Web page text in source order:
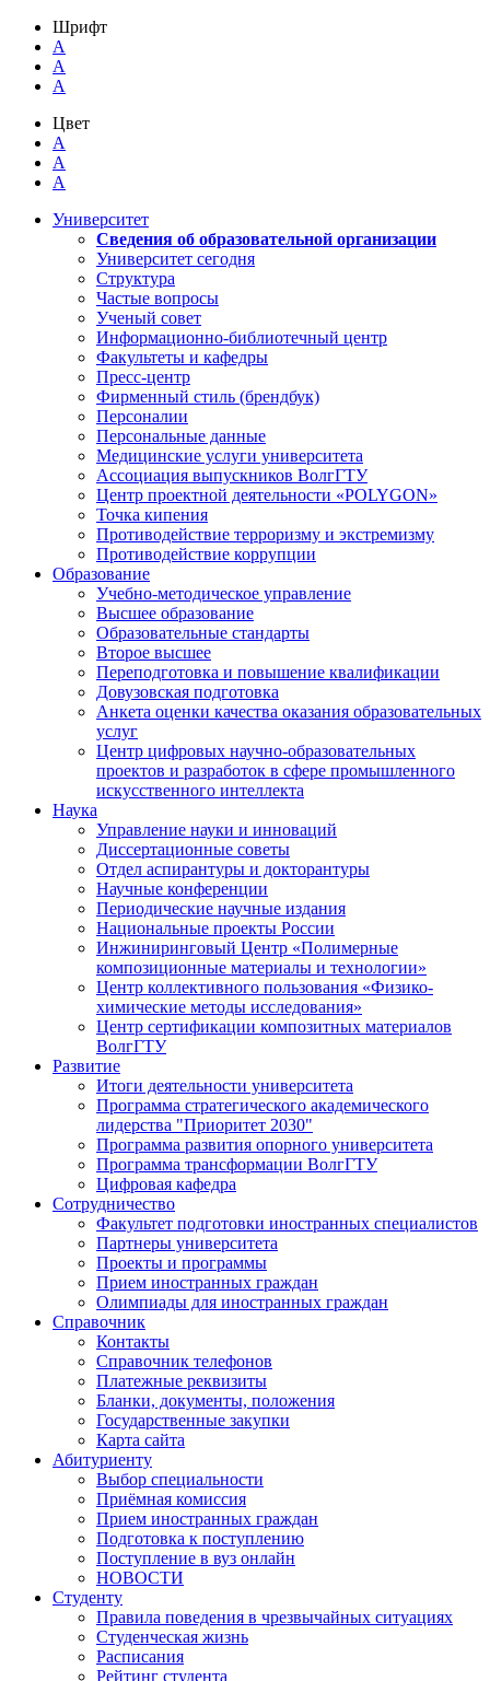
Шрифт
A
A
A
Цвет
A
A
A
Университет
Сведения об образовательной организации
Университет сегодня
Структура
Частые вопросы
Ученый совет
Информационно-библиотечный центр
Факультеты и кафедры
Пресс-центр
Фирменный стиль (брендбук)
Персоналии
Персональные данные
Медицинские услуги университета
Ассоциация выпускников ВолгГТУ
Центр проектной деятельности «POLYGON»
Точка кипения
Противодействие терроризму и экстремизму
Противодействие коррупции
Образование
Учебно-методическое управление
Высшее образование
Образовательные стандарты
Второе высшее
Переподготовка и повышение квалификации
Довузовская подготовка
Анкета оценки качества оказания образовательных
услуг
Центр цифровых научно-образовательных
проектов и разработок в сфере промышленного
искусственного интеллекта
Наука
Управление науки и инноваций
Диссертационные советы
Отдел аспирантуры и докторантуры
Научные конференции
Периодические научные издания
Национальные проекты России
Инжиниринговый Центр «Полимерные
композиционные материалы и технологии»
Центр коллективного пользования «Физико-
химические методы исследования»
Центр сертификации композитных материалов
ВолгГТУ
Развитие
Итоги деятельности университета
Программа стратегического академического
лидерства "Приоритет 2030"
Программа развития опорного университета
Программа трансформации ВолгГТУ
Цифровая кафедра
Сотрудничество
Факультет подготовки иностранных специалистов
Партнеры университета
Проекты и программы
Прием иностранных граждан
Олимпиады для иностранных граждан
Справочник
Контакты
Справочник телефонов
Платежные реквизиты
Бланки, документы, положения
Государственные закупки
Карта сайта
Абитуриенту
Выбор специальности
Приёмная комиссия
Прием иностранных граждан
Подготовка к поступлению
Поступление в вуз онлайн
НОВОСТИ
Студенту
Правила поведения в чрезвычайных ситуациях
Студенческая жизнь
Расписания
Рейтинг студента